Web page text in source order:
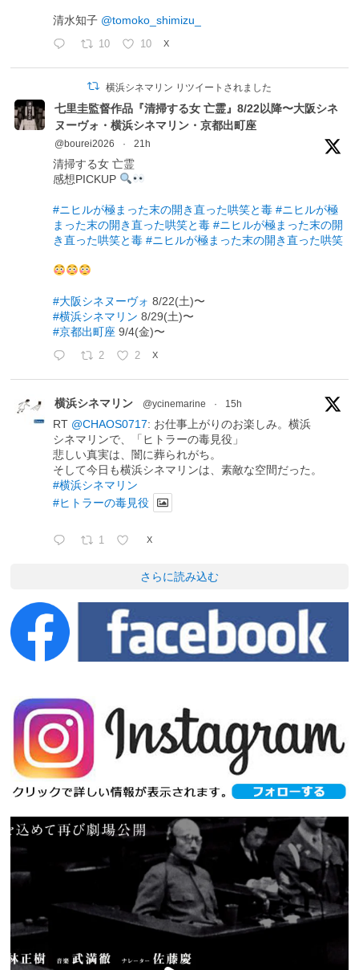
清水知子 @tomoko_shimizu_
10 10 X
横浜シネマリン リツイートされました
七里圭監督作品『清掃する女 亡霊』8/22以降〜大阪シネ
ヌーヴォ・横浜シネマリン・京都出町座
@bourei2026 · 21h
清掃する女 亡霊
感想PICKUP
#ニヒルが極まった末の開き直った哄笑と毒 #ニヒルが極
まった末の開き直った哄笑と毒 #ニヒルが極まった末の開
き直った哄笑と毒 #ニヒルが極まった末の開き直った哄笑
#大阪シネヌーヴォ 8/22(土)〜
#横浜シネマリン 8/29(土)〜
#京都出町座 9/4(金)〜
2 2 X
横浜シネマリン @ycinemarine · 15h
RT @CHAOS0717: お仕事上がりのお楽しみ。横浜
シネマリンで、「ヒトラーの毒見役」
悲しい真実は、闇に葬られがち。
そして今日も横浜シネマリンは、素敵な空間だった。
#横浜シネマリン
#ヒトラーの毒見役
1 X
さらに読み込む